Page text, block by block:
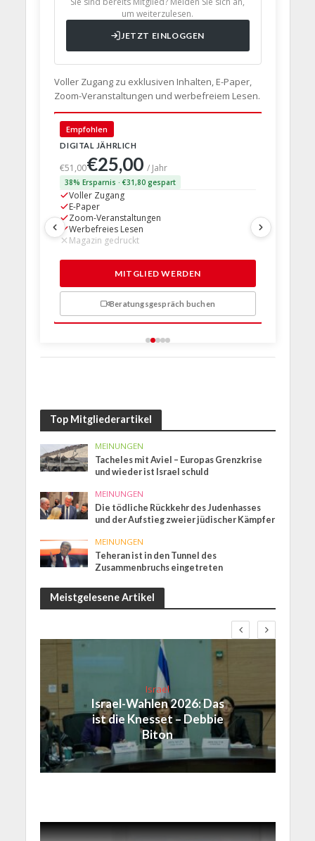
um weiterzulesen.
JETZT EINLOGGEN
Voller Zugang zu exklusiven Inhalten, E-Paper,
Zoom-Veranstaltungen und werbefreiem Lesen.
Empfohlen
DIGITAL JÄHRLICH
€51,00€25,00/ Jahr
38% Ersparnis · €31,80 gespart
Voller Zugang
E-Paper
Zoom-Veranstaltungen
Werbefreies Lesen
Magazin gedruckt
MITGLIED WERDEN
Beratungsgespräch buchen
Top Mitgliederartikel
MEINUNGEN
Tacheles mit Aviel – Europas Grenzkrise
und wieder ist Israel schuld
MEINUNGEN
Die tödliche Rückkehr des Judenhasses
und der Aufstieg zweier jüdischer Kämpfer
MEINUNGEN
Teheran ist in den Tunnel des
Zusammenbruchs eingetreten
Meistgelesene Artikel
Israel
Israel-Wahlen 2026: Das
ist die Knesset – Debbie
Biton